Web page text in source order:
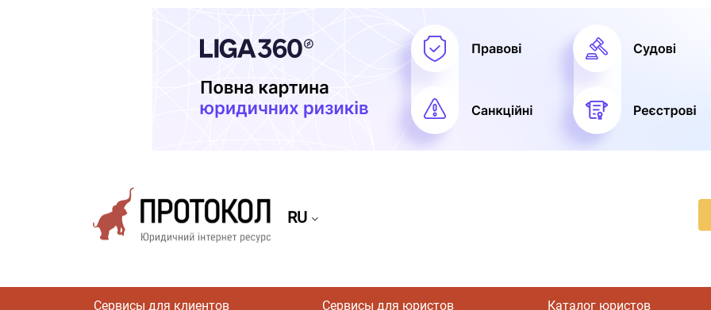
RU
Сервисы для клиентов Сервисы для юристов Каталог юристов